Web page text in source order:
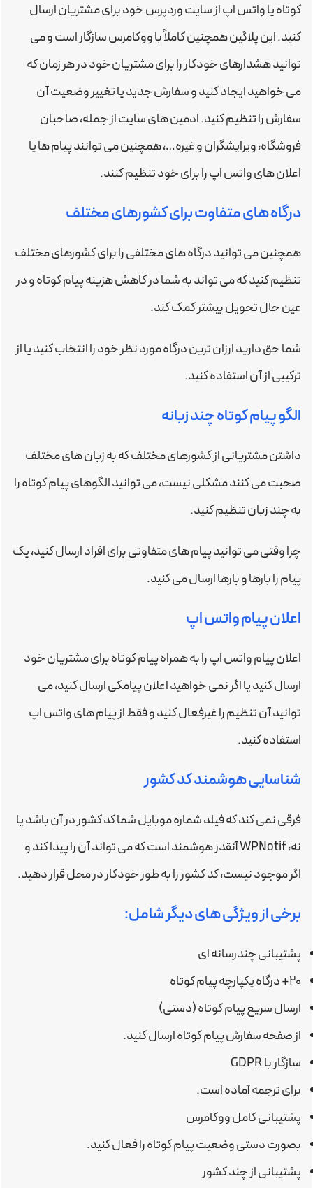
کوتاه یا واتس اپ از سایت وردپرس خود برای مشتریان ارسال
کنید. این پلاگین همچنین کاملاً با ووکامرس سازگار است و می
توانید هشدارهای خودکار را برای مشتریان خود در هر زمان که
می خواهید ایجاد کنید و سفارش جدید یا تغییر وضعیت آن
سفارش را تنظیم کنید. ادمین های سایت از جمله، صاحبان
فروشگاه، ویرایشگران و غیره…، همچنین می توانند پیام ها یا
اعلان های واتس اپ را برای خود تنظیم کنند.
درگاه های متفاوت برای کشورهای مختلف
همچنین می توانید درگاه های مختلفی را برای کشورهای مختلف
تنظیم کنید که می تواند به شما در کاهش هزینه پیام کوتاه و در
عین حال تحویل بیشتر کمک کند.
شما حق دارید ارزان ترین درگاه مورد نظر خود را انتخاب کنید یا از
ترکیبی از آن استفاده کنید.
الگو پیام کوتاه چند زبانه
داشتن مشتریانی از کشورهای مختلف که به زبان های مختلف
صحبت می کنند مشکلی نیست، می توانید الگوهای پیام کوتاه را
به چند زبان تنظیم کنید.
چرا وقتی می توانید پیام های متفاوتی برای افراد ارسال کنید، یک
پیام را بارها و بارها ارسال می کنید.
اعلان پیام واتس اپ
اعلان پیام واتس اپ را به همراه پیام کوتاه برای مشتریان خود
ارسال کنید یا اگر نمی خواهید اعلان پیامکی ارسال کنید، می
توانید آن تنظیم را غیرفعال کنید و فقط از پیام های واتس اپ
استفاده کنید.
شناسایی هوشمند کد کشور
فرقی نمی کند که فیلد شماره موبایل شما کد کشور در آن باشد یا
نه، WPNotif آنقدر هوشمند است که می تواند آن را پیدا کند و
اگر موجود نیست، کد کشور را به طور خودکار در محل قرار دهید.
برخی از ویژگی های دیگر شامل:
پشتیبانی چندرسانه ای
۲۰+ درگاه یکپارچه پیام کوتاه
ارسال سریع پیام کوتاه (دستی)
از صفحه سفارش پیام کوتاه ارسال کنید.
سازگار با GDPR
برای ترجمه آماده است.
پشتیبانی کامل ووکامرس
بصورت دستی وضعیت پیام کوتاه را فعال کنید.
پشتیبانی از چند کشور